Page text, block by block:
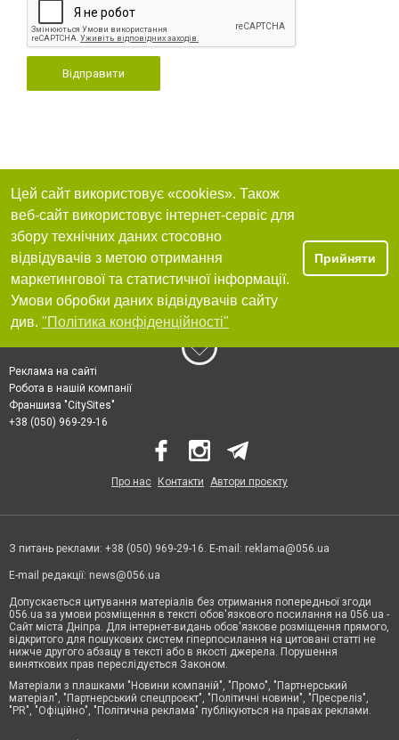
Відправити
Цей сайт використовує «cookies». Також
веб-сайт використовує інтернет-сервіс для
збору технічних даних стосовно
відвідувачів з метою отримання
маркетингової та статистичної інформації.
Умови обробки даних відвідувачів сайту
див. "Політика конфіденційності"
Прийняти
Реклама на сайті
Робота в нашій компанії
Франшиза "CitySites"
+38 (050) 969-29-16
Про нас Контакти Автори проєкту
З питань реклами: +38 (050) 969-29-16. E-mail: reklama@056.ua
E-mail редакції: news@056.ua
Допускається цитування матеріалів без отримання попередньої згоди
056.ua за умови розміщення в тексті обов'язкового посилання на 056.ua -
Сайт міста Дніпра. Для інтернет-видань обов'язкове розміщення прямого,
відкритого для пошукових систем гіперпосилання на цитовані статті не
нижче другого абзацу в тексті або в якості джерела. Порушення
виняткових прав переслідується Законом.
Матеріали з плашками "Новини компаній", "Промо", "Партнерський
матеріал", "Партнерський спецпроєкт", "Політичні новини", "Пресреліз",
"PR", "Офіційно", "Політична реклама" публікуються на правах реклами.